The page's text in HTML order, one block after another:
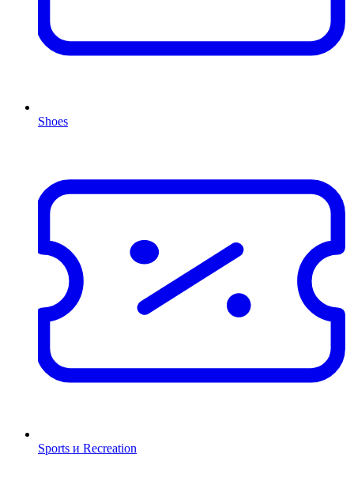
Shoes
Sports и Recreation